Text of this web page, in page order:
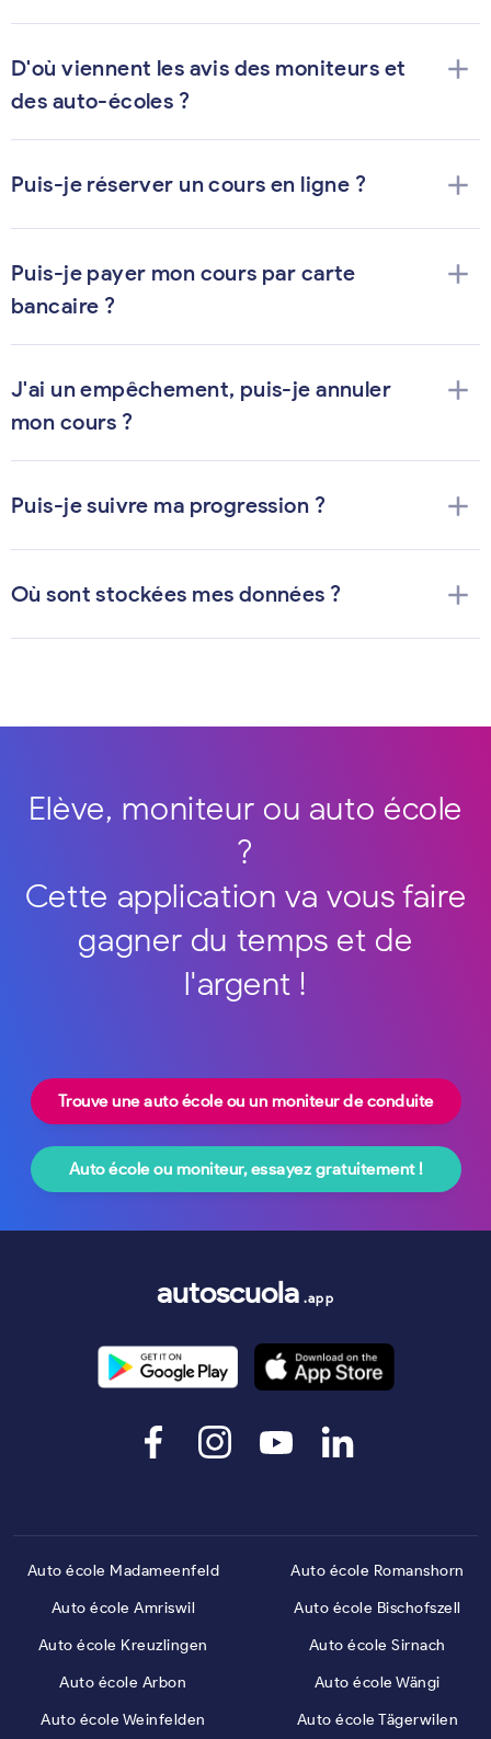
D'où viennent les avis des moniteurs et
des auto-écoles ?
add
Puis-je réserver un cours en ligne ? add
Puis-je payer mon cours par carte
bancaire ?
add
J'ai un empêchement, puis-je annuler
mon cours ?
add
Puis-je suivre ma progression ? add
Où sont stockées mes données ? add
Elève, moniteur ou auto école
?
Cette application va vous faire
gagner du temps et de
l'argent !
Trouve une auto école ou un moniteur de conduite
Auto école ou moniteur, essayez gratuitement !
autoscuola .app
Auto école Madameenfeld
Auto école Amriswil
Auto école Kreuzlingen
Auto école Arbon
Auto école Weinfelden
Auto école Romanshorn
Auto école Bischofszell
Auto école Sirnach
Auto école Wängi
Auto école Tägerwilen